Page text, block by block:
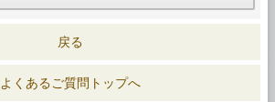
戻る
よくあるご質問トップへ